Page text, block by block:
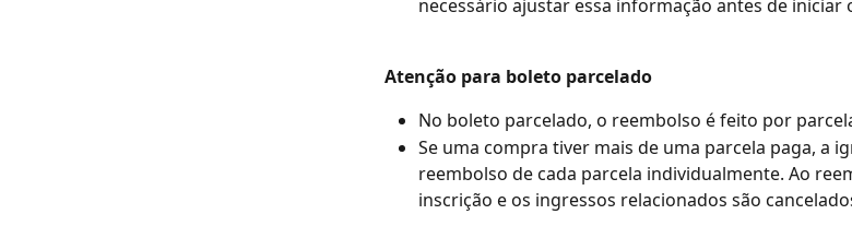
necessário ajustar essa informação antes de iniciar
Atenção para boleto parcelado
No boleto parcelado, o reembolso é feito por
Se uma compra tiver mais de uma parcela paga, a
reembolso de cada parcela individualmente. Ao
inscrição e os ingressos relacionados são